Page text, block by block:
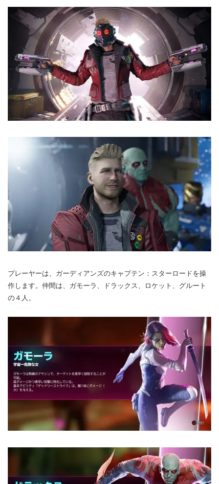
プレーヤーは、ガーディアンズのキャプテン：スターロードを操
作します。仲間は、ガモーラ、ドラックス、ロケット、グルート
の４人。